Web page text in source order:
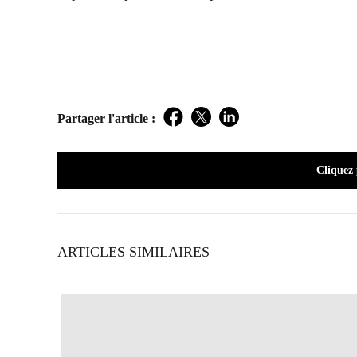
Partager l'article : Facebook
TwitterLinkedIn
Cliquez
ARTICLES SIMILAIRES